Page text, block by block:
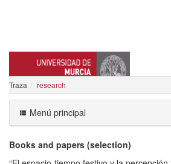
MARIA ISABEL
Traza research
Menú principal
Books and papers (selection)